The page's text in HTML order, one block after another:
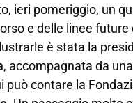
ieri pomeriggio, un
e delle linee future
è stata la
, accompagnata da
può contare la